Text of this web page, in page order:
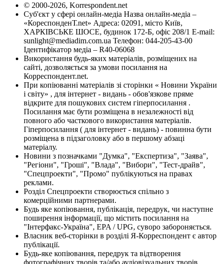
© 2000-2026, Korrespondent.net
Суб'єкт у сфері онлайн-медіа Назва онлайн-медіа –
«КореспонденТ.net» Адреса: 02091, місто Київ,
ХАРКІВСЬКЕ ШОСЕ, будинок 172-Б, офіс 208/1 E-mail:
sunlight@mediadim.com.ua Телефон: 044-205-43-00
Ідентифікатор медіа – R40-06068
Використання будь-яких матеріалів, розміщених на
сайті, дозволяється за умови посилання на
Корреспондент.net.
При копіюванні матеріалів зі сторінки « Новини України
і світу» , для інтернет - видань - обов'язкове пряме
відкрите для пошукових систем гіперпосилання .
Посилання має бути розміщена в незалежності від
повного або часткового використання матеріалів.
Гіперпосилання ( для інтернет - видань) - повинна бути
розміщена в підзаголовку або в першому абзаці
матеріалу.
Новини з позначками "Думка", "Експертиза", "Заява",
"Регіони", "Гроші", "Влада", "Вибори", "Тест-драйв",
"Спецпроекти", "Промо" публікуються на правах
реклами.
Розділ Спецпроекти створюється спільно з
комерційними партнерами.
Будь яке копіювання, публікація, передрук, чи наступне
поширення інформації, що містить посилання на
"Інтерфакс-Україна", EPA / UPG, суворо забороняється.
Власник веб-сторінки в розділі Я-Корреспондент є автор
публікації.
Будь-яке копіювання, передрук та відтворення
фотографічних творів та/або аудіовізуальних творів